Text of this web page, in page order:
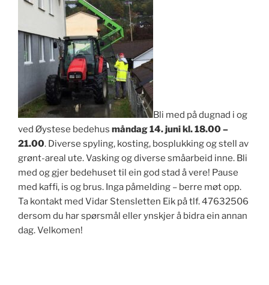
Bli med på dugnad i og
ved Øystese bedehus måndag 14. juni kl. 18.00 –
21.00. Diverse spyling, kosting, bosplukking og stell av
grønt-areal ute. Vasking og diverse småarbeid inne. Bli
med og gjer bedehuset til ein god stad å vere! Pause
med kaffi, is og brus. Inga påmelding – berre møt opp.
Ta kontakt med Vidar Stensletten Eik på tlf. 47632506
dersom du har spørsmål eller ynskjer å bidra ein annan
dag. Velkomen!